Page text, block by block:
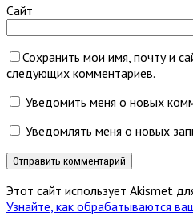
Сайт
Сохранить мои имя, почту и
следующих комментариев.
Уведомить меня о новых
Уведомлять меня о новых
Этот сайт использует Akismet
Узнайте, как обрабатываются